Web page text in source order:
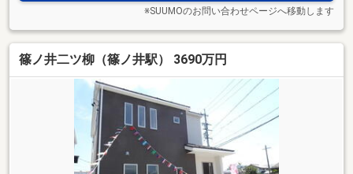
※SUUMOのお問い合わせページへ移動します
篠ノ井二ツ柳（篠ノ井駅） 3690万円